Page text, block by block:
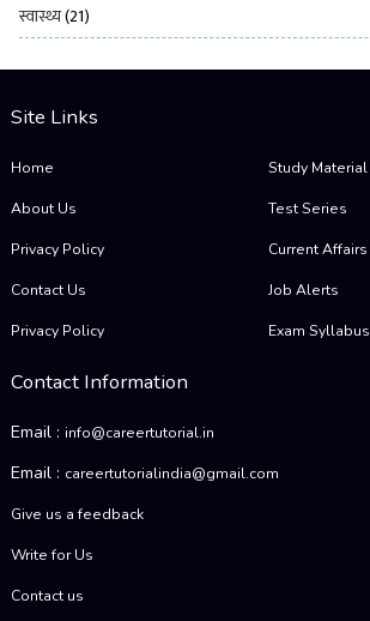
स्वास्थ्य(21)
Site Links
Home
About Us
Privacy Policy
Contact Us
Privacy Policy
Study Material
Test Series
Current Affairs
Job Alerts
Exam Syllabus
Contact Information
Email : info@careertutorial.in
Email : careertutorialindia@gmail.com
Give us a feedback
Write for Us
Contact us